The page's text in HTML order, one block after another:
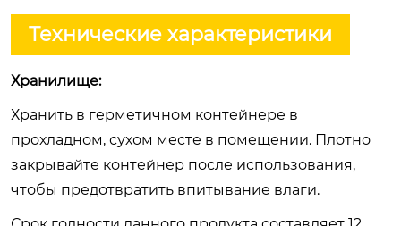
Технические характеристики
Хранилище:
Хранить в герметичном контейнере в
прохладном, сухом месте в помещении. Плотно
закрывайте контейнер после использования,
чтобы предотвратить впитывание влаги.